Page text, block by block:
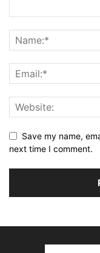
Save my name,
next time I comment.